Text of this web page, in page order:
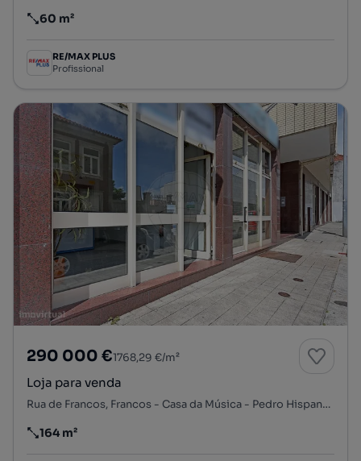
Preço por metro quadrado
60 m²
RE/MAX PLUS
Profissional
290 000 €1768,29 €/m²
Loja para venda
Rua de Francos, Francos - Casa da Música - Pedro Hispano, Ramalde, Porto, Porto
Preço por metro quadrado
164 m²